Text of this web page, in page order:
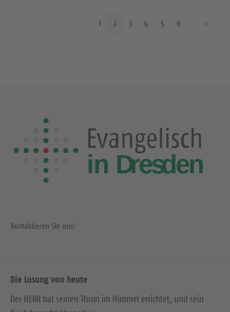
1 2 3 4 5 6
N
Kontaktieren Sie uns!
Die Losung von heute
Der HERR hat seinen Thron im Himmel errichtet, und sein